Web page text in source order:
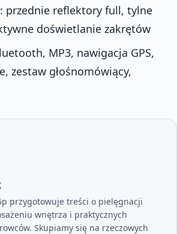
przednie reflektory full, tylne
doświetlanie zakrętów
MP3, nawigacja GPS,
zestaw głośnomówiący,
przygotowuje treści o pielęgnacji
wnętrza i praktycznych
Skupiamy się na rzeczowych